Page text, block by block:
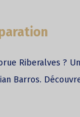
Riberalves ?
Barros.